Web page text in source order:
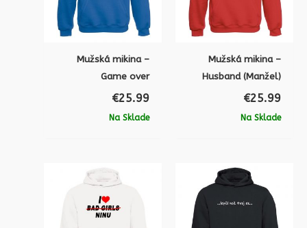
Mužská mikina –
Game over
€25.99
Na Sklade
Mužská mikina –
Husband (Manžel)
€25.99
Na Sklade